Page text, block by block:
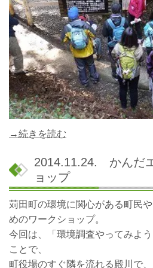
→続きを読む
2014.11.24. かんだ
ョップ
苅田町の環境に関心がある町民
めのワークショップ。
今回は、「環境調査やってみよ
ことで、
町役場のすぐ隣を流れる殿川で